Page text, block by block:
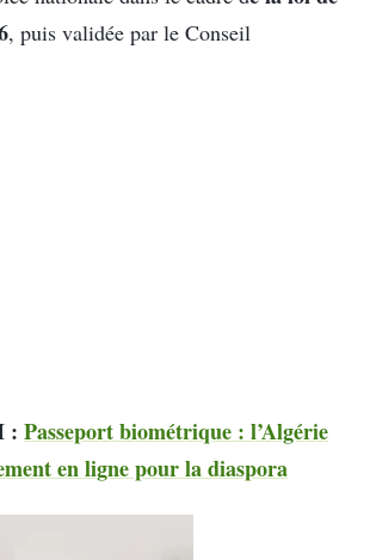
, puis validée par le Conseil
: Passeport biométrique : l’Algérie
en ligne pour la diaspora